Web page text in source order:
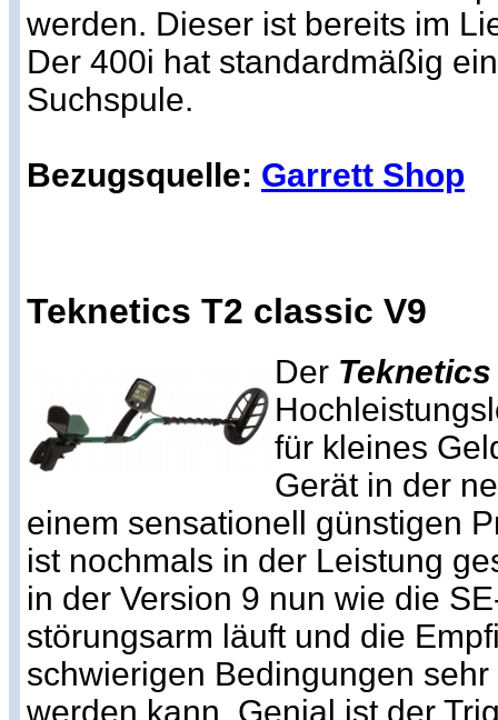
werden. Dieser ist bereits im
Der 400i hat standardmäßig
Suchspule.
Bezugsquelle: Garrett Shop
Teknetics T2 classic V9
Der
für kleines
Gerät in der
einem sensationell günstigen
ist nochmals in der Leistung
in der Version 9 nun wie die
störungsarm läuft und die
schwierigen Bedingungen
werden kann. Genial ist der